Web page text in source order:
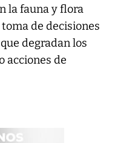
la fauna y flora
de decisiones
degradan los
acciones de